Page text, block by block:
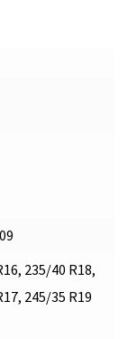
235/40 R18,
245/35 R19